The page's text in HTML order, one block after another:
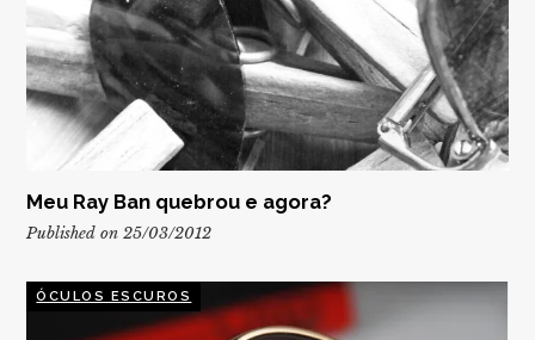
Meu Ray Ban quebrou e agora?
Published on 25/03/2012
ÓCULOS ESCUROS